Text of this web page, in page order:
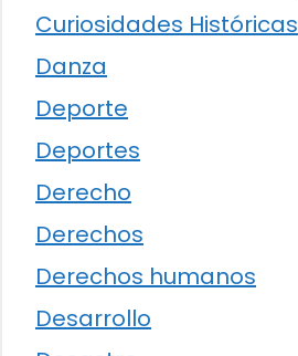
Curiosidades Históricas
Danza
Deporte
Deportes
Derecho
Derechos
Derechos humanos
Desarrollo